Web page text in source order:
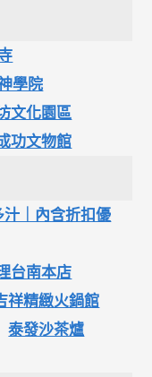
學院
文化園區
功文物館
｜內含折扣優
台南本店
祥精緻火鍋館
泰發沙茶爐